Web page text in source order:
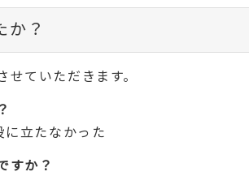
か？
ていただきます。
に立たなかった
すか？